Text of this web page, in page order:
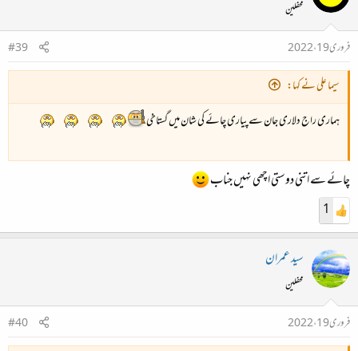
محفلین
فروری 19، 2022
#39
سیما علی نے کہا:
ہماری راج دلاری جان سے پیاری چائے کی شان میں گستاخی
چائے سے اتنی دوستی اچھی نہیں جناب
1
سید عمران
محفلین
فروری 19، 2022
#40